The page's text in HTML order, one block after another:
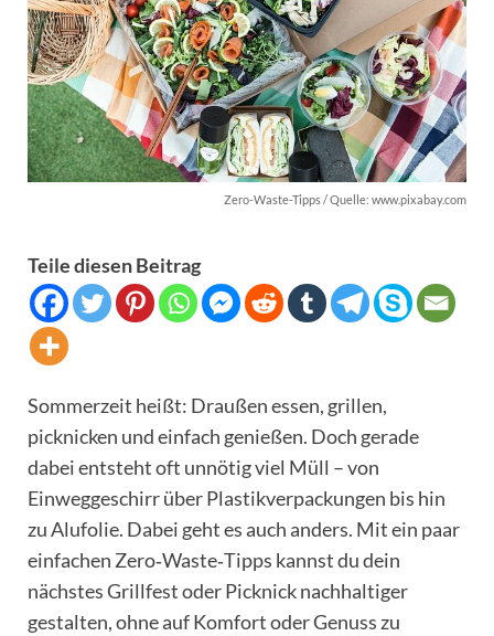
Zero-Waste-Tipps / Quelle: www.pixabay.com
Teile diesen Beitrag
Sommerzeit heißt: Draußen essen, grillen,
picknicken und einfach genießen. Doch gerade
dabei entsteht oft unnötig viel Müll – von
Einweggeschirr über Plastikverpackungen bis hin
zu Alufolie. Dabei geht es auch anders. Mit ein paar
einfachen Zero‑Waste‑Tipps kannst du dein
nächstes Grillfest oder Picknick nachhaltiger
gestalten, ohne auf Komfort oder Genuss zu